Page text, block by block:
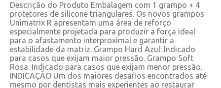
Descrição do Produto Embalagem com 1 grampo + 4
protetores de silicone triangulares. Os novos grampos
Unimatrix R apresentam uma área de reforço
especialmente projetada para produzir a força ideal
para o afastamento interproximal e garantir a
estabilidade da matriz. Grampo Hard Azul: Indicado
para casos que exijam maior pressão. Grampo Soft
Rosa: Indicado para casos que exijam menor pressão.
INDICAÇÃO Um dos maiores desafios encontrados até
mesmo por dentistas mais experientes ao restaurar